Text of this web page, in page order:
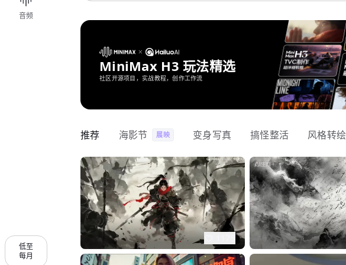
音频
低至
每月
MiniMax H3 玩法精选
社区开源项目，实战教程，创作工作流
推荐 海影节 展映 变身写真 搞怪整活 风格转绘